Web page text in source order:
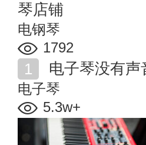
琴店铺
电钢琴
1792
电子琴没有
电子琴
5.3w+